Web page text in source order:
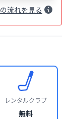
の流れを見る
レンタルクラブ
無料